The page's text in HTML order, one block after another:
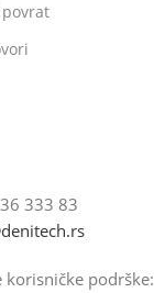
333 83
korisničke podrške: